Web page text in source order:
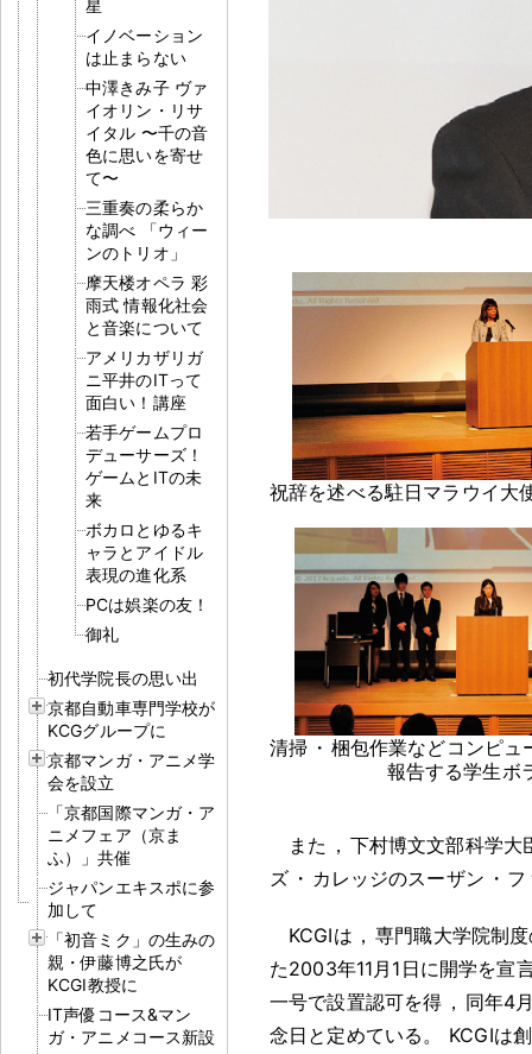
星
イノベーション
は止まらない
中澤きみ子 ヴァ
イオリン・リサ
イタル 〜千の音
色に思いを寄せ
て〜
三重奏の柔らか
な調べ 「ウィー
ンのトリオ」
摩天楼オペラ 彩
雨式 情報化社会
と音楽について
アメリカザリガ
ニ平井のITって
面白い！講座
若手ゲームプロ
デューサーズ！
ゲームとITの未
来
ボカロとゆるキ
ャラとアイドル
表現の進化系
PCは娯楽の友！
御礼
初代学院長の思い出
京都自動車専門学校が
KCGグループに
京都マンガ・アニメ学
会を設立
「京都国際マンガ・ア
ニメフェア（京ま
ふ）」共催
ジャパンエキスポに参
加して
「初音ミク」の生みの
親・伊藤博之氏が
KCGI教授に
IT声優コース&マン
ガ・アニメコース新設
祝辞を述べる駐日マラウイ大
清掃 ・ 梱包作業などコンピュ
報告する学生ボ
また ， 下村博文文部科学大
ズ ・ カレッジのスーザン ・ フ
KCGIは ， 専門職大学院制
た2003年11月1日に開学を宣
一号で設置認可を得 ， 同年4
念日と定めている 。
KCGIは